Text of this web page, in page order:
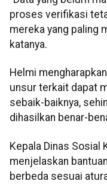
proses verifikasi
mereka yang paling
katanya.
Helmi
unsur terkait dapat
sebaik-baiknya,
dihasilkan benar-
Kepala Dinas Sosial
menjelaskan
berbeda sesuai